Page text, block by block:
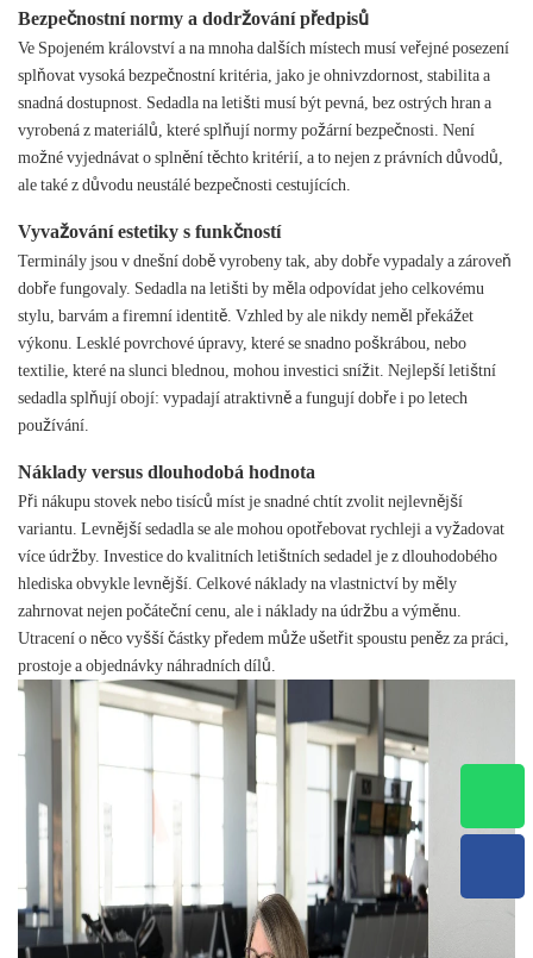
Bezpečnostní normy a dodržování předpisů
Ve Spojeném království a na mnoha dalších místech musí veřejné posezení
splňovat vysoká bezpečnostní kritéria, jako je ohnivzdornost, stabilita a
snadná dostupnost. Sedadla na letišti musí být pevná, bez ostrých hran a
vyrobená z materiálů, které splňují normy požární bezpečnosti. Není
možné vyjednávat o splnění těchto kritérií, a to nejen z právních důvodů,
ale také z důvodu neustálé bezpečnosti cestujících.
Vyvažování estetiky s funkčností
Terminály jsou v dnešní době vyrobeny tak, aby dobře vypadaly a zároveň
dobře fungovaly. Sedadla na letišti by měla odpovídat jeho celkovému
stylu, barvám a firemní identitě. Vzhled by ale nikdy neměl překážet
výkonu. Lesklé povrchové úpravy, které se snadno poškrábou, nebo
textilie, které na slunci blednou, mohou investici snížit. Nejlepší letištní
sedadla splňují obojí: vypadají atraktivně a fungují dobře i po letech
používání.
Náklady versus dlouhodobá hodnota
Při nákupu stovek nebo tisíců míst je snadné chtít zvolit nejlevnější
variantu. Levnější sedadla se ale mohou opotřebovat rychleji a vyžadovat
více údržby. Investice do kvalitních letištních sedadel je z dlouhodobého
hlediska obvykle levnější. Celkové náklady na vlastnictví by měly
zahrnovat nejen počáteční cenu, ale i náklady na údržbu a výměnu.
Utracení o něco vyšší částky předem může ušetřit spoustu peněz za práci,
prostoje a objednávky náhradních dílů.